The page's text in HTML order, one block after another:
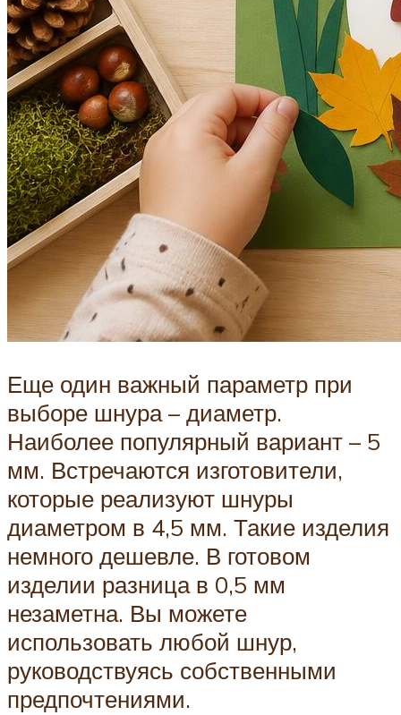
Еще один важный параметр при
выборе шнура – диаметр.
Наиболее популярный вариант – 5
мм. Встречаются изготовители,
которые реализуют шнуры
диаметром в 4,5 мм. Такие изделия
немного дешевле. В готовом
изделии разница в 0,5 мм
незаметна. Вы можете
использовать любой шнур,
руководствуясь собственными
предпочтениями.